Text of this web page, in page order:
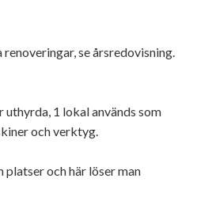
se årsredovisning.
1 lokal används som
och verktyg.
platser och här löser man